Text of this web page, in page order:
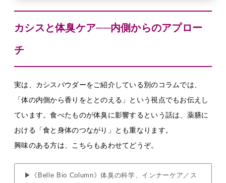
カシスと体臭ケア──内側からのアプロー
チ
実は、カシスパウダーをご紹介している別のコラムでは、
「体の内側から香りをととのえる」という視点でもお伝えし
ています。食べたものが体臭に影響するという話は、薬膳に
おける「食と身体のつながり」とも重なります。
興味のある方は、こちらもあわせてどうぞ。
▶《Belle Bio Column》体臭の科学、インナーケア／ス